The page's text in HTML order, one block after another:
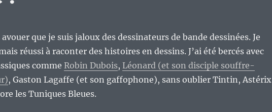
avouer que je suis jaloux des dessinateurs de bande dessinées. Je
réussi à raconter des histoires en dessins. J’ai été bercés avec
comme Robin Dubois, Léonard (et son disciple souffre-
, Gaston Lagaffe (et son gaffophone), sans oublier Tintin, Astérix
les Tuniques Bleues.